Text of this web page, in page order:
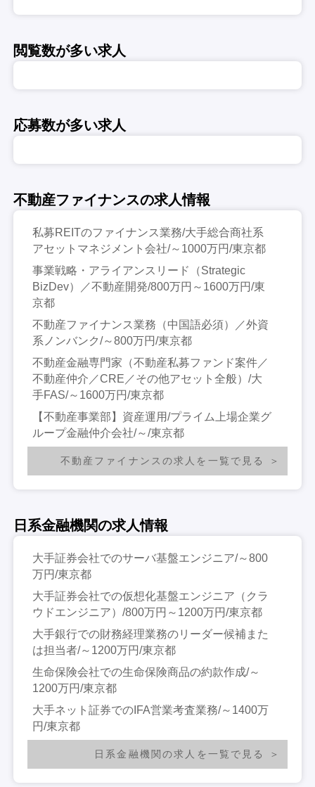
閲覧数が多い求人
応募数が多い求人
不動産ファイナンスの求人情報
私募REITのファイナンス業務/大手総合商社系
アセットマネジメント会社/～1000万円/東京都
事業戦略・アライアンスリード（Strategic
BizDev）／不動産開発/800万円～1600万円/東
京都
不動産ファイナンス業務（中国語必須）／外資
系ノンバンク/～800万円/東京都
不動産金融専門家（不動産私募ファンド案件／
不動産仲介／CRE／その他アセット全般）/大
手FAS/～1600万円/東京都
【不動産事業部】資産運用/プライム上場企業グ
ループ金融仲介会社/～/東京都
不動産ファイナンスの求人を一覧で見る
日系金融機関の求人情報
大手証券会社でのサーバ基盤エンジニア/～800
万円/東京都
大手証券会社での仮想化基盤エンジニア（クラ
ウドエンジニア）/800万円～1200万円/東京都
大手銀行での財務経理業務のリーダー候補また
は担当者/～1200万円/東京都
生命保険会社での生命保険商品の約款作成/～
1200万円/東京都
大手ネット証券でのIFA営業考査業務/～1400万
円/東京都
日系金融機関の求人を一覧で見る